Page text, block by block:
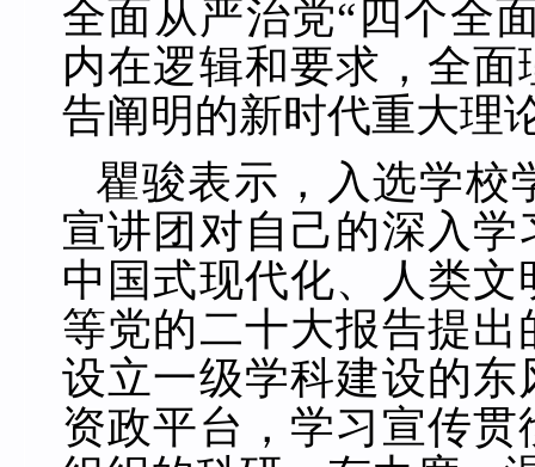
全面从严治党“四个全
内在逻辑和要求，全
告阐明的新时代重大理
瞿骏表示，入选学校
宣讲团对自己的深入
中国式现代化、人类
等党的二十大报告提
设立一级学科建设的
资政平台，学习宣传